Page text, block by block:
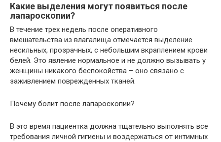
Какие выделения могут появиться после
лапароскопии?
В течение трех недель после оперативного
вмешательства из влагалища отмечается выделение
несильных, прозрачных, с небольшим вкраплением крови
белей. Это явление нормальное и не должно вызывать у
женщины никакого беспокойства – оно связано с
заживлением поврежденных тканей.
Почему болит после лапароскопии?
В это время пациентка должна тщательно выполнять все
требования личной гигиены и воздержаться от интимных